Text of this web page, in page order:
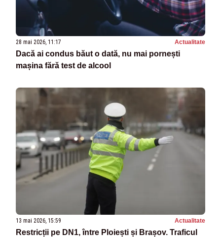
28 mai 2026, 11:17 Actualitate
Dacă ai condus băut o dată, nu mai pornești
mașina fără test de alcool
13 mai 2026, 15:59 Actualitate
Restricții pe DN1, între Ploiești și Brașov. Traficul